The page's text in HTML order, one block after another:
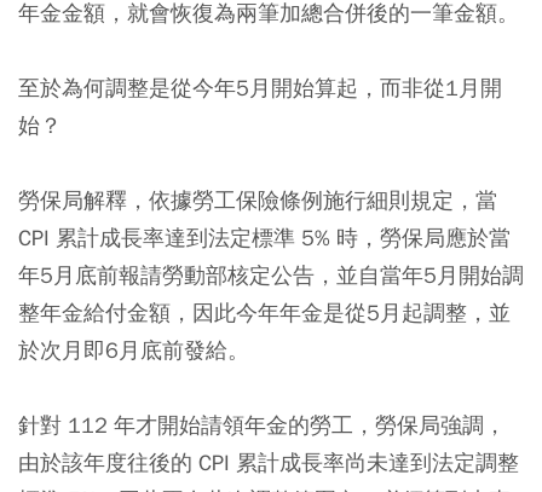
年金金額，就會恢復為兩筆加總合併後的一筆金額。
至於為何調整是從今年5月開始算起，而非從1月開
始？
勞保局解釋，依據勞工保險條例施行細則規定，當
CPI 累計成長率達到法定標準 5% 時，勞保局應於當
年5月底前報請勞動部核定公告，並自當年5月開始調
整年金給付金額，因此今年年金是從5月起調整，並
於次月即6月底前發給。
針對 112 年才開始請領年金的勞工，勞保局強調，
由於該年度往後的 CPI 累計成長率尚未達到法定調整